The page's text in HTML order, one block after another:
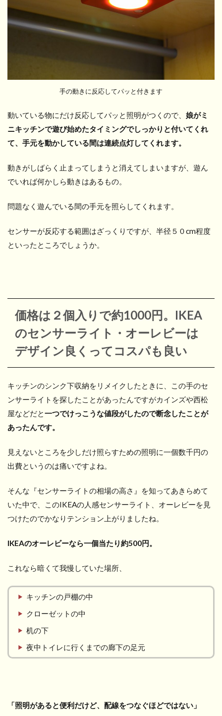
手の動きに反応してパッと付きます
動いている物にだけ反応してパッと照明がつくので、 娘がミ
ニキッチンで遊び始めたタイミングでしっかりと付いてくれ
て、手元を動かしている間は連続点灯してくれます。
動きがしばらく止まってしまうと消えてしまいますが、遊ん
でいれば何かしら動きはあるもの。
問題なく遊んでいる間の手元を照らしてくれます。
センサーが反応する範囲はざっくりですが、半径５０cm程度
といったところでしょうか。
価格は２個入りで約1000円。IKEA
のセンサーライト・オーレビーは
デザイン良くってコスパも良い
キッチンのシンク下収納をリメイクしたときに、この手のセ
ンサーライトを探したことがあったんですがカインズや西松
屋などだと一つでけっこうな値段がしたので断念したことが
あったんです。
見えないところを少しだけ照らすための照明に一個数千円の
出費というのは痛いですよね。
そんな『センサーライトの相場の高さ』を知ってあきらめて
いた中で、このIKEAの人感センサーライト、オーレビーを見
つけたのでかなりテンション上がりましたね。
IKEAのオーレビーなら一個当たり約500円。
これなら暗くて我慢していた場所、
キッチンの戸棚の中
クローゼットの中
机の下
夜中トイレに行くまでの廊下の足元
「照明があると便利だけど、配線をつなぐほどではない」